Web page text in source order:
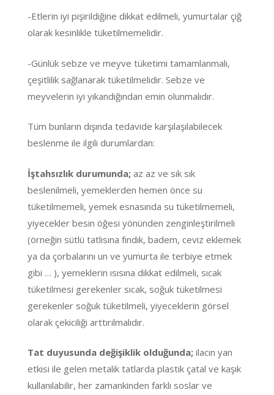
-Etlerin iyi pişirildiğine dikkat edilmeli, yumurtalar çiğ
olarak kesinlikle tüketilmemelidir.
-Günlük sebze ve meyve tüketimi tamamlanmalı,
çeşitlilik sağlanarak tüketilmelidir. Sebze ve
meyvelerin iyi yıkandığından emin olunmalıdır.
Tüm bunların dışında tedavide karşılaşılabilecek
beslenme ile ilgili durumlardan:
İştahsızlık durumunda; az az ve sık sık
beslenilmeli, yemeklerden hemen önce su
tüketilmemeli, yemek esnasında su tüketilmemeli,
yiyecekler besin öğesi yönünden zenginleştirilmeli
(örneğin sütlü tatlısına fındık, badem, ceviz eklemek
ya da çorbalarını un ve yumurta ile terbiye etmek
gibi … ), yemeklerin ısısına dikkat edilmeli, sıcak
tüketilmesi gerekenler sıcak, soğuk tüketilmesi
gerekenler soğuk tüketilmeli, yiyeceklerin görsel
olarak çekiciliği arttırılmalıdır.
Tat duyusunda değişiklik olduğunda; ilacın yan
etkisi ile gelen metalik tatlarda plastik çatal ve kaşık
kullanılabilir, her zamankinden farklı soslar ve